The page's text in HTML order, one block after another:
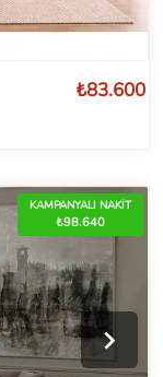
₺83.600
KAMPANYALI NAKİT
₺98.640